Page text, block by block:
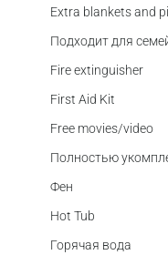
Extra blankets and
Подходит для
Fire extinguisher
First Aid Kit
Free movies/video
Полностью
Фен
Hot Tub
Горячая вода